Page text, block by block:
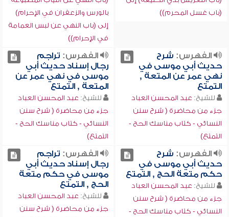
(باب غسل المحرم))
بالورس والزعفران في الإحرام)
إلى (باب النهي عن لبس العمامة
في الإحرام))
الفهرس: شرح
حديث أبي موسى في
نهي عمر عن المتعة ,
التمتع
للشيخ: عبد المحسن العباد
جزء من محاضرة ( شرح سنن
النسائي - كتاب مناسك الحج -
التمتع)
الفهرس: تراجم
رجال إسناد حديث أبي
موسى في نهي عمر عن
المتعة , التمتع
للشيخ: عبد المحسن العباد
جزء من محاضرة ( شرح سنن
النسائي - كتاب مناسك الحج -
التمتع)
الفهرس: شرح
حديث أبي موسى في
حكم متعة الحج , التمتع
للشيخ: عبد المحسن العباد
جزء من محاضرة ( شرح سنن
النسائي - كتاب مناسك الحج -
الفهرس: تراجم
رجال إسناد حديث أبي
موسى في حكم متعة
الحج , التمتع
للشيخ: عبد المحسن العباد
جزء من محاضرة ( شرح سنن